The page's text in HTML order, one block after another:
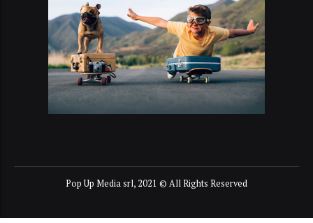
Pop Up Media srl, 2021 © All Rights Reserved